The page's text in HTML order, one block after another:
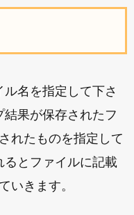
名を指定して下さ
果が保存されたフ
れたものを指定して
とファイルに記載
いきます。